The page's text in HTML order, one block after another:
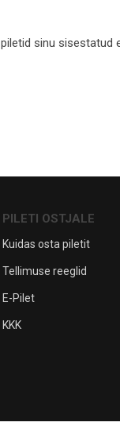
sinu sisestatud
PILETI OSTJALE
Kuidas osta piletit
Tellimuse reeglid
E-Pilet
KKK